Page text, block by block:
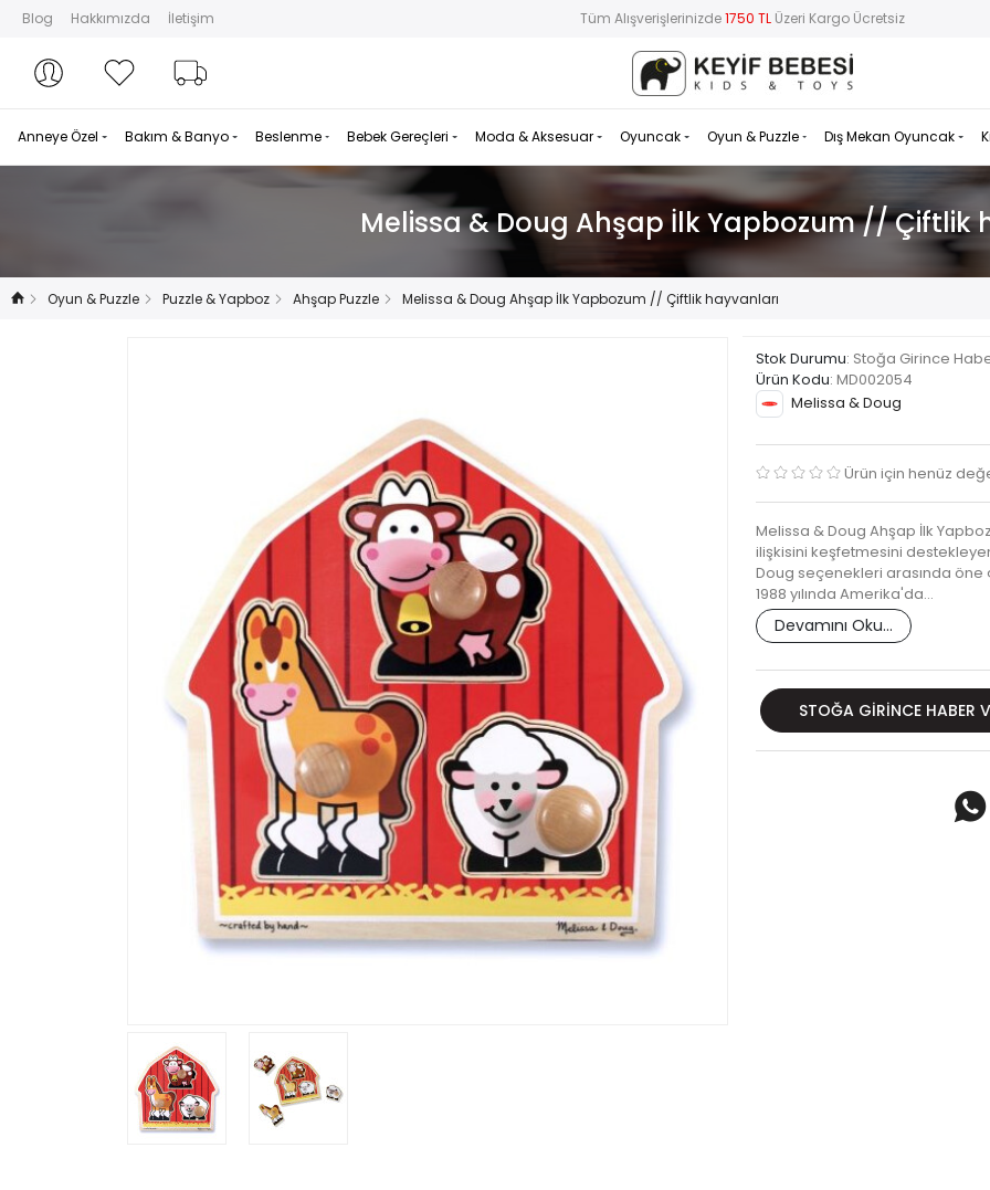
Blog Hakkımızda İletişim Tüm Alışverişlerinizde1750 TL Üzeri Kargo Ücretsiz
Hesabım
Hesabım Favorilerim
Anneye Özel Bakım & Banyo Beslenme Bebek Gereçleri Moda & Aksesuar Oyuncak Oyun & Puzzle Dış Mekan Oyuncak
Melissa & Doug Ahşap İlk Yapbozum // Çiftlik
Oyun & Puzzle Puzzle & Yapboz Ahşap Puzzle Melissa & Doug Ahşap İlk Yapbozum // Çiftlik hayvanları
Stok Durumu: Stoğa Girince
Ürün Kodu: MD002054
Melissa & Doug
Ürün için henüz
Melissa & Doug Ahşap İlk
ilişkisini keşfetmesini
Doug seçenekleri arasında öne
1988 yılında Amerika'da…
Devamını Oku...
STOĞA GIRINCE HABER